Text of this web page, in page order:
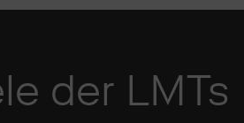
der LMTs